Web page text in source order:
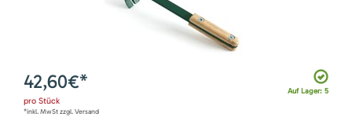
Auf Lager: 5
42,60€*
pro Stück
*inkl. MwSt zzgl. Versand